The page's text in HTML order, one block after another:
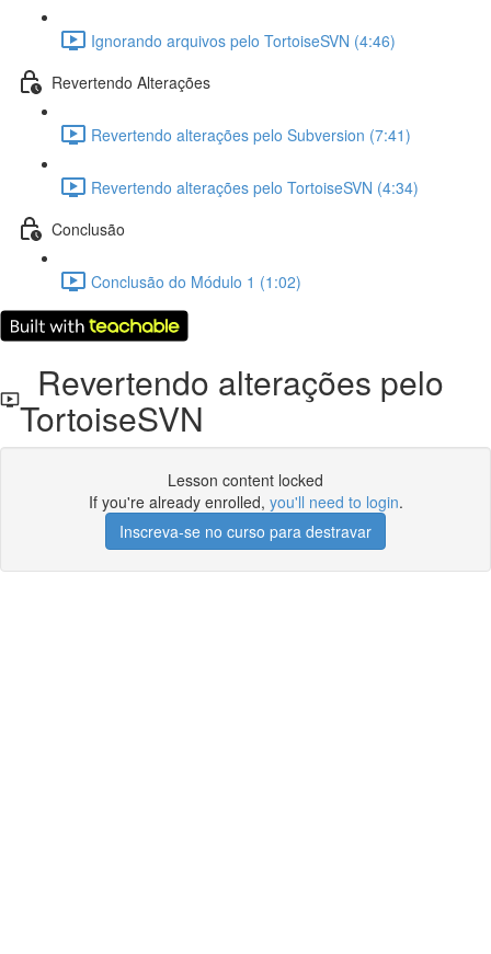
Ignorando arquivos pelo TortoiseSVN (4:46)
Revertendo Alterações
Revertendo alterações pelo Subversion (7:41)
Revertendo alterações pelo TortoiseSVN (4:34)
Conclusão
Conclusão do Módulo 1 (1:02)
Revertendo alterações pelo
TortoiseSVN
Lesson content locked
If you're already enrolled, you'll need to login.
Inscreva-se no curso para destravar